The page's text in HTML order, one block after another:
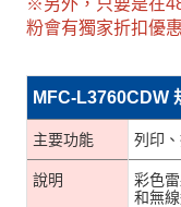
粉會有獨家折扣優
MFC-L3760CDW
主要功能 列印
說明
彩色
和無